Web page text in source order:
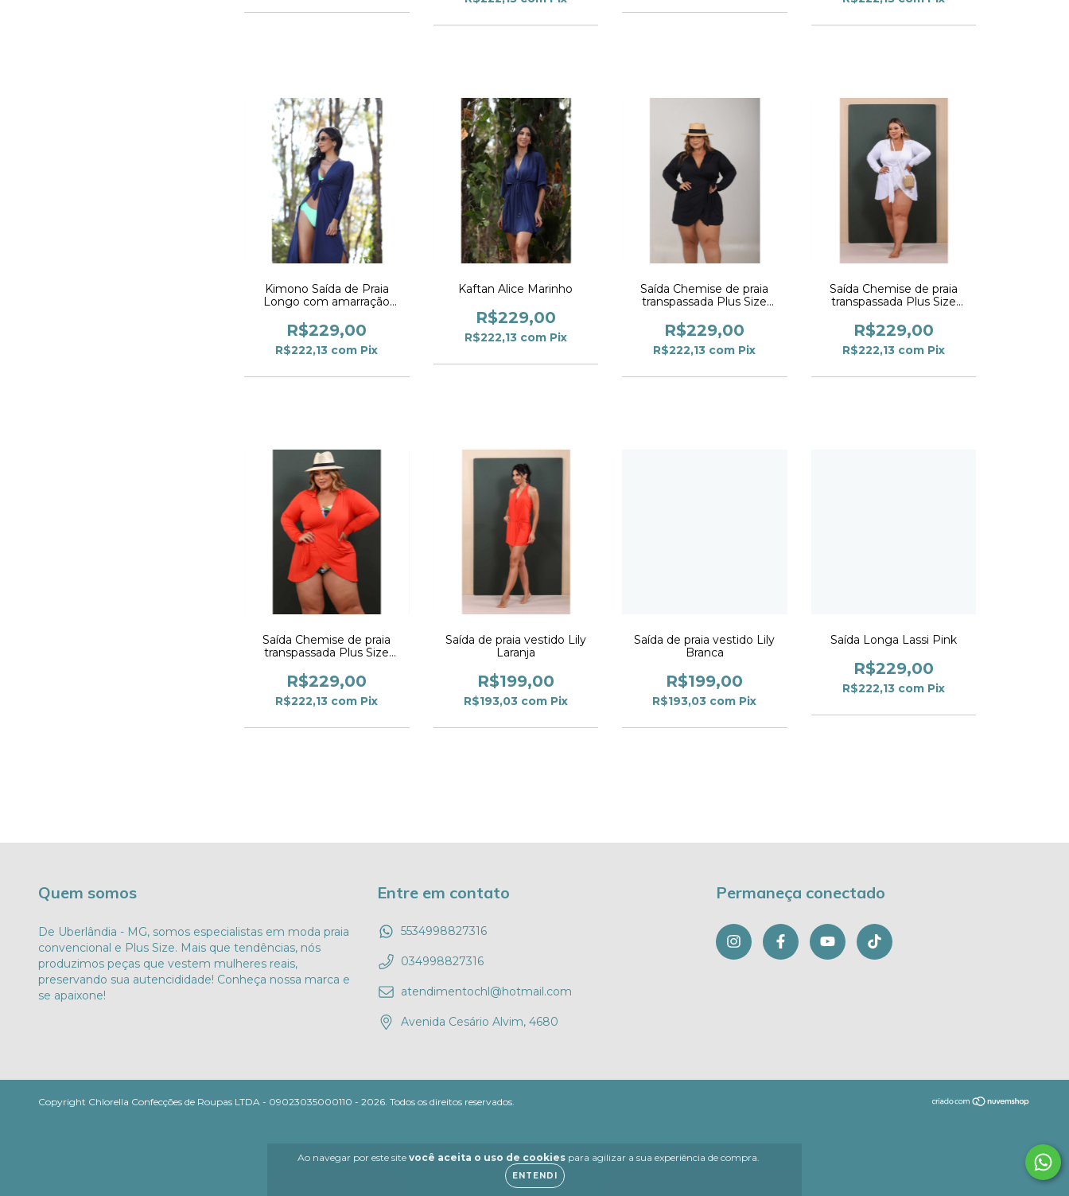
Ao navegar por este site você aceita o uso de cookiespara agilizar a sua experiência de compra.
ENTENDI
Kimono Saída de Praia
Longo com amarração
R$229,00
R$222,13 com Pix
Kaftan Alice Marinho
R$229,00
R$222,13 com Pix
Saída Chemise de praia
transpassada Plus Size
R$229,00
R$222,13 com Pix
Saída Chemise de praia
transpassada Plus Size
R$229,00
R$222,13 com Pix
Saída Chemise de praia
transpassada Plus Size
R$229,00
R$222,13 com Pix
Saída de praia vestido Lily
Laranja
R$199,00
R$193,03 com Pix
Saída de praia vestido Lily
Branca
R$199,00
R$193,03 com Pix
Saída Longa Lassi Pink
R$229,00
R$222,13 com Pix
Quem somos
De Uberlândia - MG, somos especialistas em moda praia
convencional e Plus Size. Mais que tendências, nós
produzimos peças que vestem mulheres reais,
preservando sua autencididade! Conheça nossa marca e
se apaixone!
Entre em contato
5534998827316
034998827316
atendimentochl@hotmail.com
Avenida Cesário Alvim, 4680
Permaneça conectado
Copyright Chlorella Confecções de Roupas LTDA - 09023035000110 - 2026. Todos os direitos reservados.